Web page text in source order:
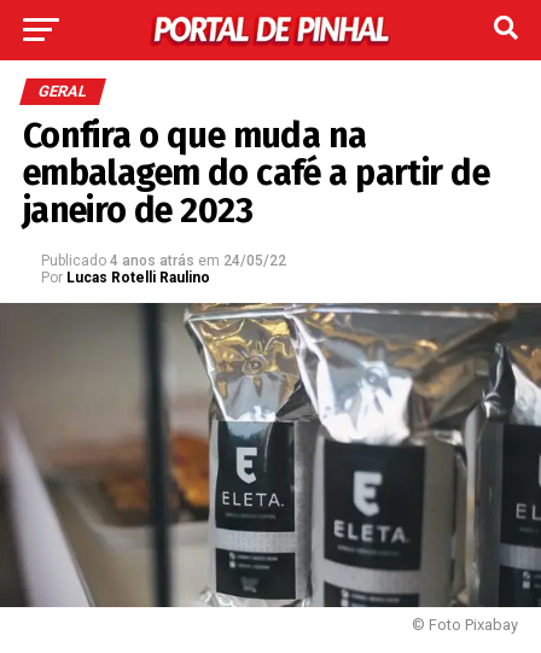
GERAL
Confira o que muda na
embalagem do café a partir de
janeiro de 2023
Publicado 4 anos atrás em 24/05/22
Por Lucas Rotelli Raulino
© Foto Pixabay